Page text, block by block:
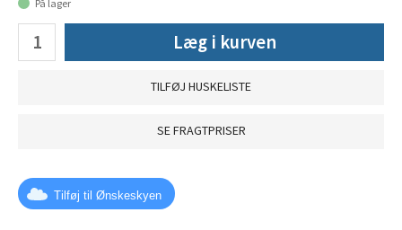
På lager
Læg i kurven
TILFØJ HUSKELISTE
SE FRAGTPRISER
Tilføj til Ønskeskyen